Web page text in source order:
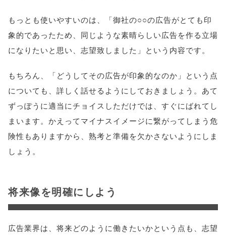
もっとも使いやすいのは、「御社の○○の広告がとても印
象的であったため、同じような素晴らしい広告を作る立場
になりたいと思い、志望致しました」という内容です。
もちろん、「どうしてその広告が印象的なのか」という点
についても、詳しく話せるようにしておきましょう。あて
ずっぽうに適当にチョイスしただけでは、すぐにばれてし
まいます。かえってマイナスイメージに繋がってしまう危
険性もありますから、熟考と準備を欠かさないようにしま
しょう。
将来像を明確にしよう
広告業界は、将来どのように働きたいかという点も、志望